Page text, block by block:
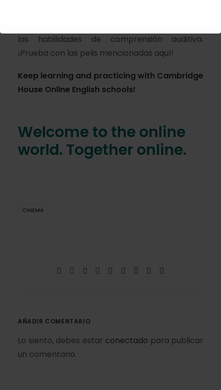
las habilidades de comprensión auditiva.
¡Prueba con las pelis mencionadas aquí!
Keep learning and practicing with Cambridge
House Online English schools!
Welcome to the online
world. Together online.
CINEMA
AÑADIR COMENTARIO
Lo siento, debes estar conectado para publicar
un comentario.